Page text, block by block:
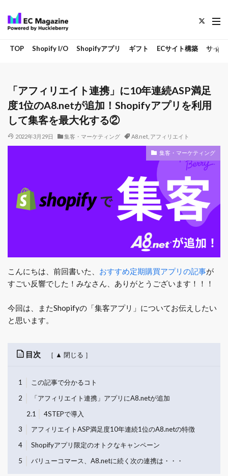
TOP Shopify I/O Shopifyアプリ ギフト ECサイト構築 サイト
「アフィリエイト連携」に10年連続ASP満足
度1位のA8.netが追加！Shopifyアプリを利用
して集客を最大化する②
2022年3月29日 集客・マーケティング A8.net, アフィリエイト
集客・マーケティング
こんにちは、前回書いた、 おすすめ定期購買アプリの記事が
すごい反響でした！みなさん、ありがとうございます！！！
今回は、またShopifyの「集客アプリ」についてお伝えしたい
と思います。
目次
1
この記事で分かるコト
2
「アフィリエイト連携」アプリにA8.netが追加
2.1
4STEPで導入
3
アフィリエイトASP満足度10年連続1位のA8.netの特徴
4
Shopifyアプリ限定のオトクなキャンペーン
5
バリューコマース、A8.netに続く次の連携は・・・